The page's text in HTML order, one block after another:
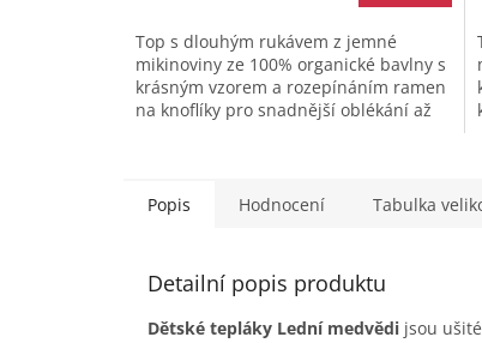
Top s dlouhým rukávem z jemné
mikinoviny ze 100% organické bavlny s
krásným vzorem a rozepínáním ramen
na knoflíky pro snadnější oblékání až
Popis Hodnocení Tabulka
Detailní popis produktu
Dětské tepláky Lední medvědi jsou